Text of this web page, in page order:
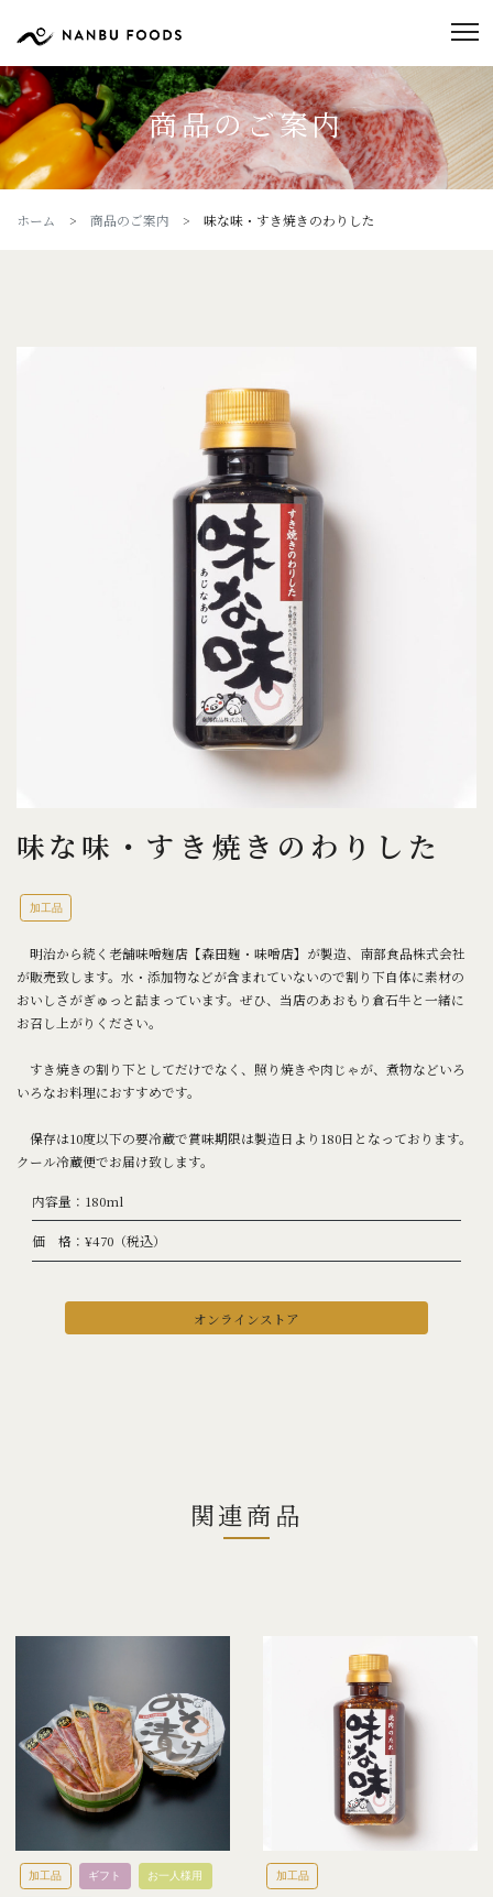
商品のご案内
ホーム > 商品のご案内 > 味な味・すき焼きのわりした
味な味・すき焼きのわりした
加工品
明治から続く老舗味噌麹店【森田麹・味噌店】が製造、南部食品株式会社
が販売致します。水・添加物などが含まれていないので割り下自体に素材の
おいしさがぎゅっと詰まっています。ぜひ、当店のあおもり倉石牛と一緒に
お召し上がりください。
すき焼きの割り下としてだけでなく、照り焼きや肉じゃが、煮物などいろ
いろなお料理におすすめです。
保存は10度以下の要冷蔵で賞味期限は製造日より180日となっております。
クール冷蔵便でお届け致します。
内容量：180ml
価 格：¥470（税込）
オンラインストア
関連商品
加工品 ギフト お一人様用 加工品